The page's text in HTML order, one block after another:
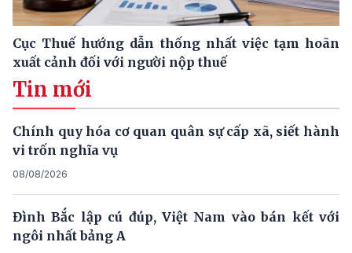
Cục Thuế hướng dẫn thống nhất việc tạm hoãn
xuất cảnh đối với người nộp thuế
Tin mới
Chính quy hóa cơ quan quân sự cấp xã, siết hành
vi trốn nghĩa vụ
08/08/2026
Đình Bắc lập cú đúp, Việt Nam vào bán kết với
ngôi nhất bảng A